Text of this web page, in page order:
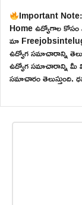
Important
Home ఉద్యోగాల కోసం
మా
ఉద్యోగ సమాచారాన్ని
ఉద్యోగ సమాచారాన్ని మీ
సమాచారం తెలుస్తుంది.